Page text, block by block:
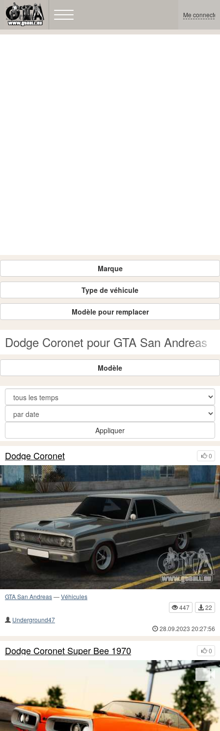
Me connecter
Marque
Type de véhicule
Modèle pour remplacer
Dodge Coronet pour GTA San Andreas
Modèle
Appliquer
0
Dodge Coronet
GTA San Andreas—Véhicules
447
22
Underground47
28.09.2023 20:27:56
0
Dodge Coronet Super Bee 1970